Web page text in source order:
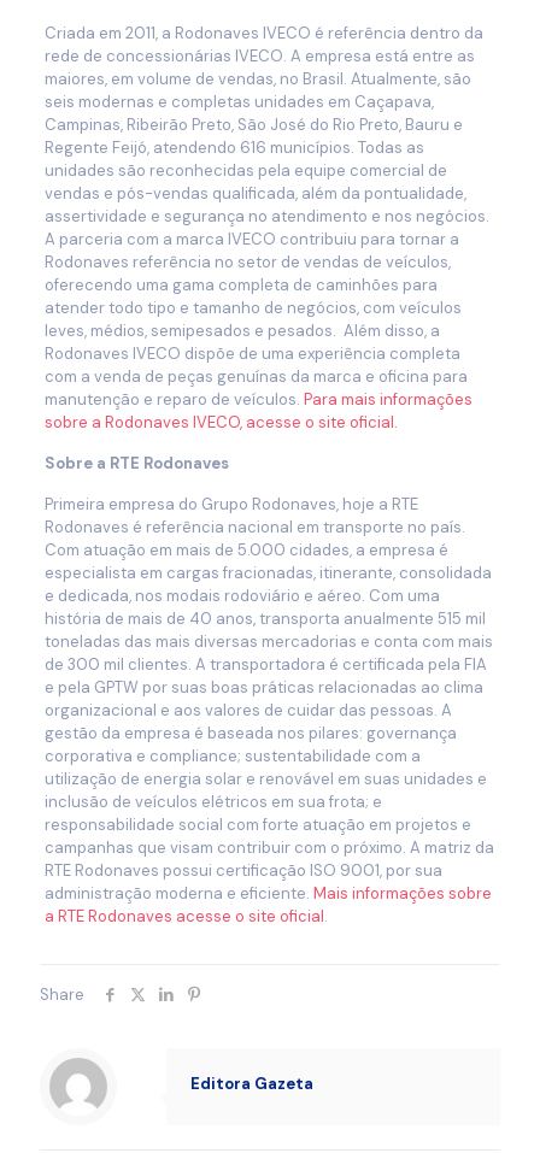
Criada em 2011, a Rodonaves IVECO é referência dentro da
rede de concessionárias IVECO. A empresa está entre as
maiores, em volume de vendas, no Brasil. Atualmente, são
seis modernas e completas unidades em Caçapava,
Campinas, Ribeirão Preto, São José do Rio Preto, Bauru e
Regente Feijó, atendendo 616 municípios. Todas as
unidades são reconhecidas pela equipe comercial de
vendas e pós-vendas qualificada, além da pontualidade,
assertividade e segurança no atendimento e nos negócios.
A parceria com a marca IVECO contribuiu para tornar a
Rodonaves referência no setor de vendas de veículos,
oferecendo uma gama completa de caminhões para
atender todo tipo e tamanho de negócios, com veículos
leves, médios, semipesados e pesados. Além disso, a
Rodonaves IVECO dispõe de uma experiência completa
com a venda de peças genuínas da marca e oficina para
manutenção e reparo de veículos. Para mais informações
sobre a Rodonaves IVECO, acesse o site oficial.
Sobre a RTE Rodonaves
Primeira empresa do Grupo Rodonaves, hoje a RTE
Rodonaves é referência nacional em transporte no país.
Com atuação em mais de 5.000 cidades, a empresa é
especialista em cargas fracionadas, itinerante, consolidada
e dedicada, nos modais rodoviário e aéreo. Com uma
história de mais de 40 anos, transporta anualmente 515 mil
toneladas das mais diversas mercadorias e conta com mais
de 300 mil clientes. A transportadora é certificada pela FIA
e pela GPTW por suas boas práticas relacionadas ao clima
organizacional e aos valores de cuidar das pessoas. A
gestão da empresa é baseada nos pilares: governança
corporativa e compliance; sustentabilidade com a
utilização de energia solar e renovável em suas unidades e
inclusão de veículos elétricos em sua frota; e
responsabilidade social com forte atuação em projetos e
campanhas que visam contribuir com o próximo. A matriz da
RTE Rodonaves possui certificação ISO 9001, por sua
administração moderna e eficiente. Mais informações sobre
a RTE Rodonaves acesse o site oficial.
Share
Editora Gazeta